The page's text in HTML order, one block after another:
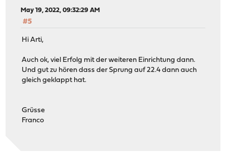
May 19, 2022, 09:32:29 AM
#5
Hi Arti,
Auch ok, viel Erfolg mit der weiteren Einrichtung dann.
Und gut zu hören dass der Sprung auf 22.4 dann auch
gleich geklappt hat.
Grüsse
Franco